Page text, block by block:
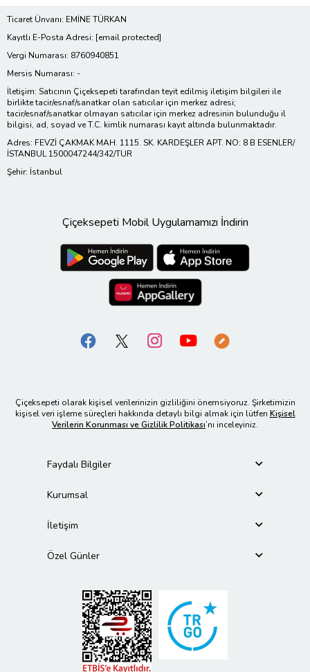
Ticaret Ünvanı: EMİNE TÜRKAN
Kayıtlı E-Posta Adresi: [email protected]
Vergi Numarası: 8760940851
Mersis Numarası: -
İletişim: Satıcının Çiçeksepeti tarafından teyit edilmiş iletişim bilgileri ile
birlikte tacir/esnaf/sanatkar olan satıcılar için merkez adresi;
tacir/esnaf/sanatkar olmayan satıcılar için merkez adresinin bulunduğu il
bilgisi, ad, soyad ve T.C. kimlik numarası kayıt altında bulunmaktadır.
Adres: FEVZİ ÇAKMAK MAH. 1115. SK. KARDEŞLER APT. NO: 8 B ESENLER/
İSTANBUL 1500047244/342/TUR
Şehir: İstanbul
Çiçeksepeti Mobil Uygulamamızı İndirin
Çiçeksepeti olarak kişisel verilerinizin gizliliğini önemsiyoruz. Şirketimizin
kişisel veri işleme süreçleri hakkında detaylı bilgi almak için lütfen Kişisel
Verilerin Korunması ve Gizlilik Politikası’nı inceleyiniz.
Faydalı Bilgiler
Kurumsal
İletişim
Özel Günler